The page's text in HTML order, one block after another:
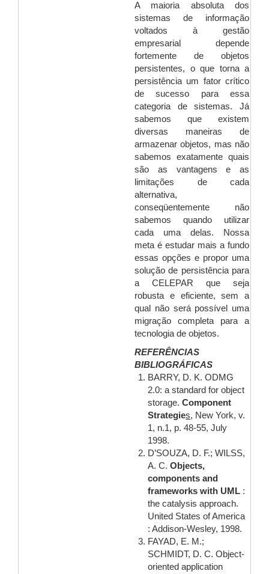
A maioria absoluta dos
sistemas de informação
voltados à gestão
empresarial depende
fortemente de objetos
persistentes, o que torna a
persistência um fator crítico
de sucesso para essa
categoria de sistemas. Já
sabemos que existem
diversas maneiras de
armazenar objetos, mas não
sabemos exatamente quais
são as vantagens e as
limitações de cada
alternativa,
conseqüentemente não
sabemos quando utilizar
cada uma delas. Nossa
meta é estudar mais a fundo
essas opções e propor uma
solução de persistência para
a CELEPAR que seja
robusta e eficiente, sem a
qual não será possível uma
migração completa para a
tecnologia de objetos.
REFERÊNCIAS
BIBLIOGRÁFICAS
BARRY, D. K. ODMG
2.0: a standard for object
storage.Component
Strategies, New York, v.
1, n.1, p. 48-55, July
1998.
D’SOUZA, D. F.; WILSS,
A. C.Objects,
components and
frameworks with UML :
the catalysis approach.
United States of America
: Addison-Wesley, 1998.
FAYAD, E. M.;
SCHMIDT, D. C. Object-
oriented application